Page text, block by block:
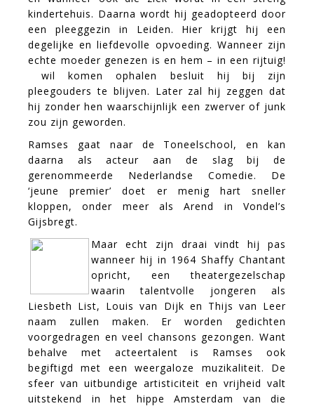
kindertehuis. Daarna wordt hij geadopteerd door
een pleeggezin in Leiden. Hier krijgt hij een
degelijke en liefdevolle opvoeding. Wanneer zijn
echte moeder genezen is en hem – in een rijtuig!
 wil komen ophalen besluit hij bij zijn
pleegouders te blijven. Later zal hij zeggen dat
hij zonder hen waarschijnlijk een zwerver of junk
zou zijn geworden.
Ramses gaat naar de Toneelschool, en kan
daarna als acteur aan de slag bij de
gerenommeerde Nederlandse Comedie. De
‘jeune premier’ doet er menig hart sneller
kloppen, onder meer als Arend in Vondel’s
Gijsbregt.
Maar echt zijn draai vindt hij pas
wanneer hij in 1964 Shaffy Chantant
opricht, een theatergezelschap
waarin talentvolle jongeren als
Liesbeth List, Louis van Dijk en Thijs van Leer
naam zullen maken. Er worden gedichten
voorgedragen en veel chansons gezongen. Want
behalve met acteertalent is Ramses ook
begiftigd met een weergaloze muzikaliteit. De
sfeer van uitbundige artisticiteit en vrijheid valt
uitstekend in het hippe Amsterdam van die